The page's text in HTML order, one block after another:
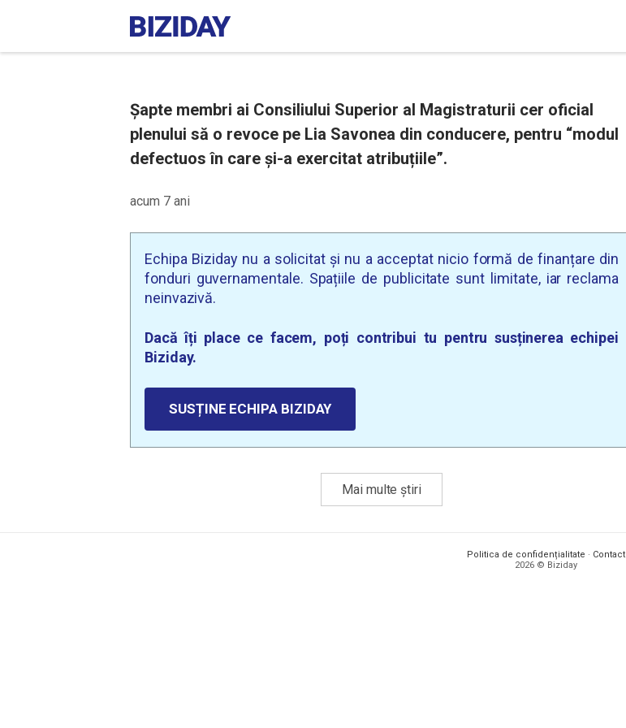
Șapte membri ai Consiliului Superior al Magistraturii cer oficial
plenului să o revoce pe Lia Savonea din conducere, pentru “modul
defectuos în care și-a exercitat atribuțiile”.
acum 7 ani
Echipa Biziday nu a solicitat și nu a acceptat nicio formă de finanțare din
fonduri guvernamentale. Spațiile de publicitate sunt limitate, iar reclama
neinvazivă.
Dacă îți place ce facem, poți contribui tu pentru susținerea echipei
Biziday.
SUSȚINE ECHIPA BIZIDAY
Mai multe știri
Politica de confidențialitate · Contact
2026 © Biziday